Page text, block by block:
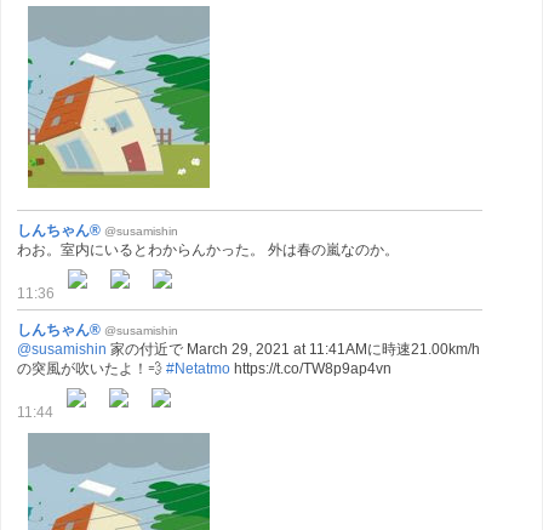
しんちゃん® @susamishin
わお。室内にいるとわからんかった。 外は春の嵐なのか。
11:36
しんちゃん® @susamishin
@susamishin 家の付近で March 29, 2021 at 11:41AMに時速21.00km/h
の突風が吹いたよ！💨 #Netatmo https://t.co/TW8p9ap4vn
11:44